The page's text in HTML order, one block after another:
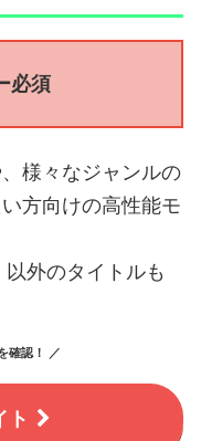
必須
様々なジャンルの
方向けの高性能モ
外のタイトルも
確認！ ／
ト